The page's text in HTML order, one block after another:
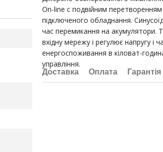
On-line c подвійним
підключеного обладнання.
час перемикання на акумулятори.
вхідну мережу і регулює напругу і
енергоспоживання в кіловат-
управління.
Доставка Оплата Гарантія